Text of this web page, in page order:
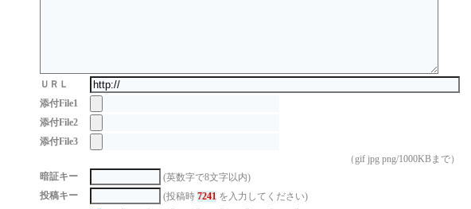
ＵＲＬ
添付File1
添付File2
添付File3
（gif jpg png/1000KBまで）
暗証キー
(英数字で8文字以内)
投稿キー
(投稿時 7241 を入力してください)